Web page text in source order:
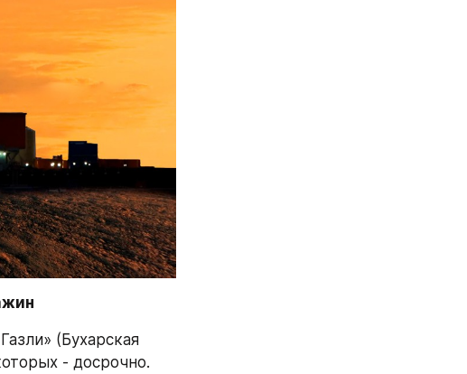
(Бухарская
- досрочно.